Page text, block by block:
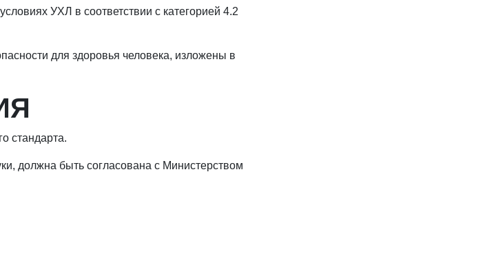
УХЛ в соответствии с категорией 4.2
для здоровья человека, изложены в
стандарта.
должна быть согласована с Министерством